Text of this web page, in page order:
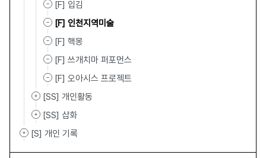
[F] 입김
[F] 인천지역미술
[F] 핵몽
[F] 쓰개치마 퍼포먼스
[F] 오아시스 프로젝트
[SS] 개인활동
[SS] 삽화
[S] 개인 기록